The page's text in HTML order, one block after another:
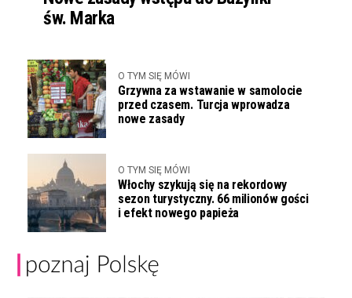
św. Marka
O TYM SIĘ MÓWI
Grzywna za wstawanie w samolocie
przed czasem. Turcja wprowadza
nowe zasady
O TYM SIĘ MÓWI
Włochy szykują się na rekordowy
sezon turystyczny. 66 milionów gości
i efekt nowego papieża